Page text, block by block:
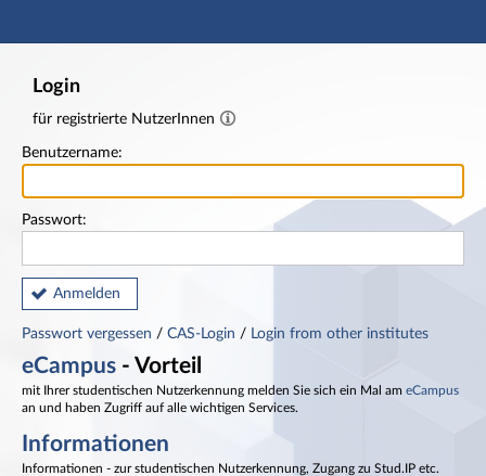
Hauptnavigation
Login
für registrierte NutzerInnen
Benutzername:
Passwort:
Anmelden
Passwort vergessen / CAS-Login / Login from other institutes
eCampus - Vorteil
mit Ihrer studentischen Nutzerkennung melden Sie sich ein Mal am eCampus
an und haben Zugriff auf alle wichtigen Services.
Informationen
Informationen - zur studentischen Nutzerkennung, Zugang zu Stud.IP etc.